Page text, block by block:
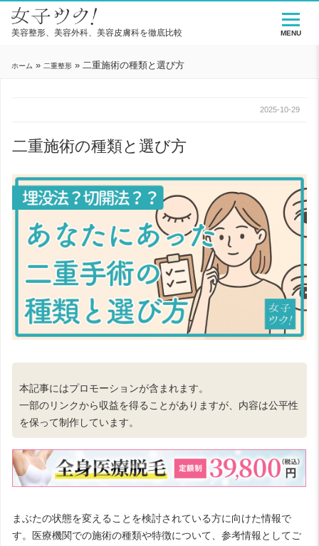
美容整形、美容外科、美容皮膚科を徹底比較
ホーム » 二重整形 » 二重施術の種類と選び方
2025-10-29
二重施術の種類と選び方
本記事にはプロモーションが含まれます。
一部のリンクから収益を得ることがありますが、内容は公平性
を保って制作しています。
まぶたの状態を変えることを検討されている方に向けた情報で
す。医療機関での施術の種類や特徴について、参考情報としてご
MENU